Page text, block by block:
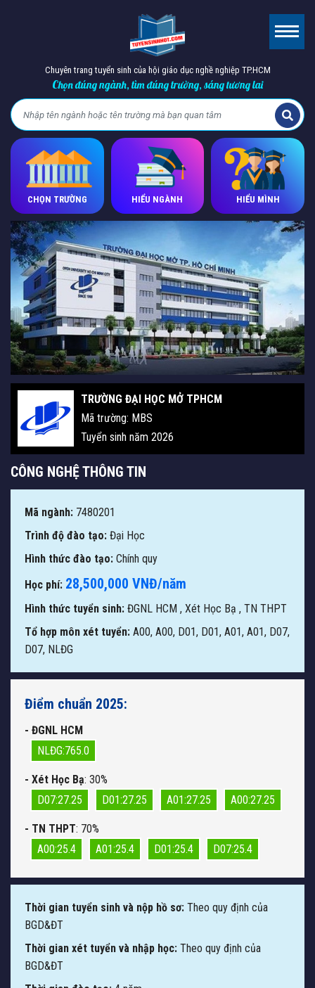
Chuyên trang tuyển sinh của hội giáo dục nghề nghiệp TP.HCM
Chọn đúng ngành, tìm đúng trường, sáng tương lai
HIỂU MÌNH
HIỂU NGÀNH
CHỌN TRƯỜNG
TRƯỜNG ĐẠI HỌC MỞ TPHCM
Mã trường: MBS
Tuyển sinh năm 2026
CÔNG NGHỆ THÔNG TIN
Mã ngành: 7480201
Trình độ đào tạo: Đại Học
Hình thức đào tạo: Chính quy
Học phí: 28,500,000 VNĐ/năm
Hình thức tuyển sinh: ĐGNL HCM , Xét Học Bạ , TN THPT
Tổ hợp môn xét tuyển: A00, A00, D01, D01, A01, A01, D07,
D07, NLĐG
Điểm chuẩn 2025:
- ĐGNL HCM
NLĐG:765.0
- Xét Học Bạ: 30%
D07:27.25
D01:27.25 A01:27.25 A00:27.25
- TN THPT: 70%
A00:25.4
A01:25.4 D01:25.4 D07:25.4
Thời gian tuyển sinh và nộp hồ sơ: Theo quy định của
BGD&ĐT
Thời gian xét tuyển và nhập học: Theo quy định của
BGD&ĐT